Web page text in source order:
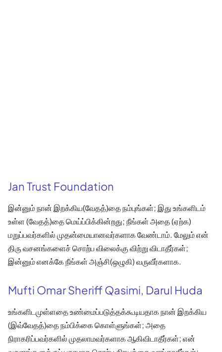
Jan Trust Foundation
இன்னும் நான் இறக்கிய(வேதத்)தை நம்புங்கள்; இது உங்களிடம்
உள்ள (வேதத்)தை மெய்ப்பிக்கின்றது; நீங்கள் அதை (ஏற்க)
மறுப்பவர்களில் முதன்மையானவர்களாக வேண்டாம். மேலும் என்
திரு வசனங்களைச் சொற்ப விலைக்கு விற்று விடாதீர்கள்;
இன்னும் எனக்கே நீங்கள் அஞ்சி(ஒழுகி) வருவீர்களாக.
Mufti Omar Sheriff Qasimi, Darul Huda
உங்களிடமுள்ளதை உண்மைப்படுத்தக்கூடியதாக நான் இறக்கிய
(இவ்வேதத்)தை நம்பிக்கை கொள்ளுங்கள்; அதை
நிராகரிப்பவர்களில் முதலாமவர்களாக ஆகிவிடாதீர்கள்; என்